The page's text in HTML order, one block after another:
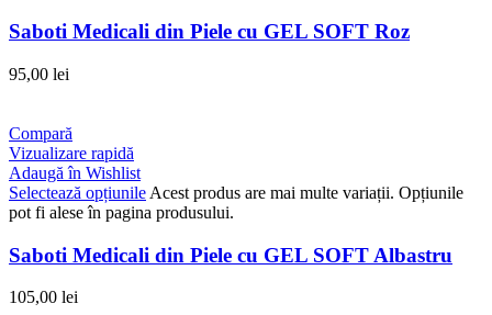
Saboti Medicali din Piele cu GEL SOFT Roz
95,00 lei
Compară
Vizualizare rapidă
Adaugă în Wishlist
Selectează opțiunile Acest produs are mai multe variații. Opțiunile
pot fi alese în pagina produsului.
Saboti Medicali din Piele cu GEL SOFT Albastru
105,00 lei